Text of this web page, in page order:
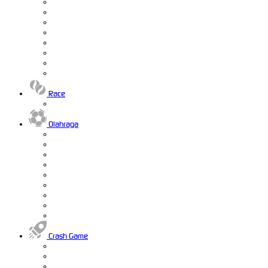
Race
Olahraga
Crash Game